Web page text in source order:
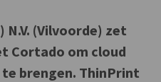
N.V. (Vilvoorde) zet
Cortado om cloud
brengen. ThinPrint